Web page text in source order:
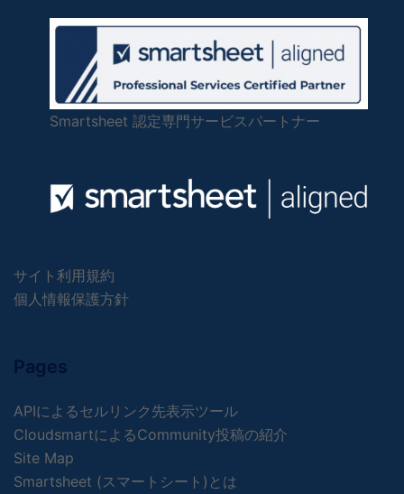
Smartsheet 認定専門サービスパートナー
サイト利用規約
個人情報保護方針
Pages
APIによるセルリンク先表示ツール
CloudsmartによるCommunity投稿の紹介
Site Map
Smartsheet (スマートシート)とは